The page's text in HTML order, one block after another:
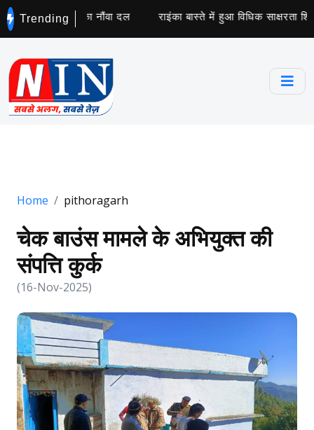
Trending
यात्रियों का नौंवा दल राइंका बास्ते में हुआ विधिक साक्षरता
Home pithoragarh
चेक बाउंस मामले के अभियुक्त की
संपत्ति कुर्क
(16-Nov-2025)